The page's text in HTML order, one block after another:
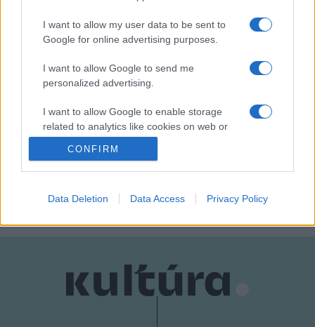
I want to allow my user data to be sent to
Google for online advertising purposes.
I want to allow Google to send me
personalized advertising.
I want to allow Google to enable storage
related to analytics like cookies on web or
I want to allow Google to enable storage
related to personalization.
related to security, including authentication
functionality and fraud prevention, and other
CONFIRM
Data Deletion Data Access Privacy Policy
A szentföld öröksége
című tárlattal a két múzeum felújítási
és bővítési programjai is "találkoznak": már folynak a
jeruzsálemi Izrael Múzeum munkálatai és
2009 őszén a Szépművészeti Múzeum földalatti bővítése